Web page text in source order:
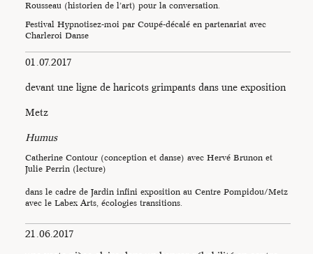
Rousseau (historien de l’art) pour la conversation.
Festival Hypnotisez-moi par Coupé-décalé en partenariat avec
Charleroi Danse
01.07.2017
devant une ligne de haricots grimpants dans une exposition
Metz
Humus
Catherine Contour (conception et danse) avec Hervé Brunon et
Julie Perrin (lecture)
dans le cadre de Jardin infini exposition au Centre Pompidou/Metz
avec le Labex Arts, écologies transitions.
21.06.2017